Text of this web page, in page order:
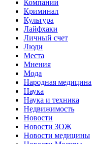
Компании
Криминал
Культура
Лайфхаки
Личный счет
Люди
Места
Мнения
Мода
Народная медицина
Наука
Наука и техника
Недвижимость
Новости
Новости ЗОЖ
Новости медицины